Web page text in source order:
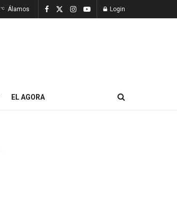
°C Álamos Login
EL AGORA